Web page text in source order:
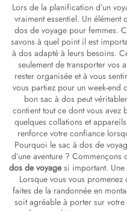
Lors de la planification d’un
vraiment essentiel. Un
dos de voyage pour femmes.
savons à quel point il est
à dos adapté à leurs besoins.
seulement de transporter vos
rester organisée et à vous
vous partiez pour un week-end
bon sac à dos peut
contient tout ce dont vous avez
quelques collations et
renforce votre confiance
Pourquoi le sac à dos de
d’une aventure ?
dos de voyagesi important.
Lorsque vous vous
faites de la randonnée en
soit agréable à porter sur